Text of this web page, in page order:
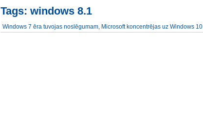
Tags: windows 8.1
Windows 7 ēra tuvojas noslēgumam, Microsoft koncentrējas uz Windows 10